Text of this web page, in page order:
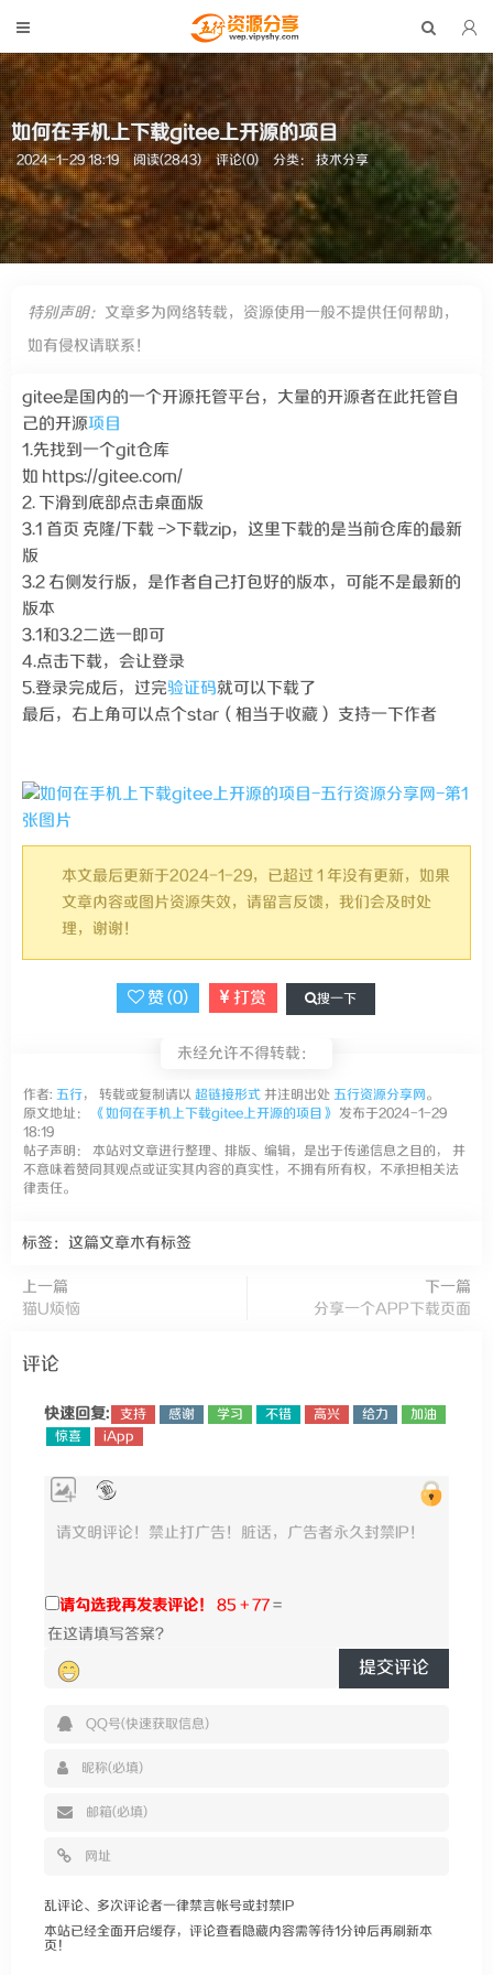
如何在手机上下载gitee上开源的项目
2024-1-29 18:19 阅读(2843) 评论(0) 分类：技术分享
特别声明： 文章多为网络转载，资源使用一般不提供任何帮助，
如有侵权请联系！
gitee是国内的一个开源托管平台，大量的开源者在此托管自
己的开源项目
1.先找到一个git仓库
如 https://gitee.com/
2. 下滑到底部点击桌面版
3.1 首页 克隆/下载 ->下载zip，这里下载的是当前仓库的最新
版
3.2 右侧发行版，是作者自己打包好的版本，可能不是最新的
版本
3.1和3.2二选一即可
4.点击下载，会让登录
5.登录完成后，过完验证码就可以下载了
最后，右上角可以点个star（相当于收藏） 支持一下作者
本文最后更新于2024-1-29，已超过 1 年没有更新，如果
文章内容或图片资源失效，请留言反馈，我们会及时处
理，谢谢！
赞 (0) 打赏 搜一下
未经允许不得转载：
作者: 五行， 转载或复制请以 超链接形式 并注明出处 五行资源分享网。
原文地址：
《如何在手机上下载gitee上开源的项目》 发布于2024-1-29
18:19
帖子声明： 本站对文章进行整理、排版、编辑，是出于传递信息之目的， 并
不意味着赞同其观点或证实其内容的真实性，不拥有所有权，不承担相关法
律责任。
标签：这篇文章木有标签
上一篇
猫U烦恼
下一篇
分享一个APP下载页面
评论
快速回复: 支持 感谢 学习 不错 高兴 给力
加油
惊喜
iApp
请勾选我再发表评论！ 85 + 77=
提交评论
乱评论、多次评论者一律禁言帐号或封禁IP
本站已经全面开启缓存，评论查看隐藏内容需等待1分钟后再刷新本
页！